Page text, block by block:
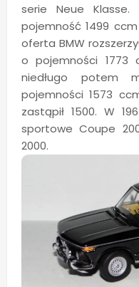
serie Neue
pojemność 1499
oferta BMW
o pojemności 1773
niedługo potem
pojemności 1573
zastąpił 1500. W
sportowe Coupe
2000.